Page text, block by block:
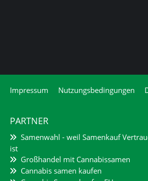
Impressum Nutzungsbedingungen
PARTNER
Samenwahl - weil Samenkauf
ist
Großhandel mit Cannabissamen
Cannabis samen kaufen